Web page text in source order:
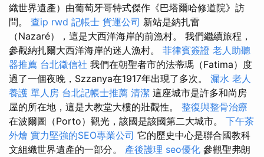
織世界遺產）由葡萄牙哥特式傑作《巴塔爾哈修道院》訪
問。 查ip rwd 記帳士 貨運公司 新站是納扎雷
（Nazaré），這是大西洋海岸的前漁村。 我們繼續旅程，
參觀納扎爾大西洋海岸的迷人漁村。 菲律賓簽證 老人助聽
器推薦 台北徵信社 我們在朝聖者市的法蒂瑪（Fatima）度
過了一個夜晚，Szzanya在1917年出現了多次。 漏水 老人
養護 單人房 台北記帳士推薦 清潔 這座城市是許多和尚房
屋的所在地，這是大教堂大樓的壯觀性。 整復與整骨治療
在波爾圖（Porto）觀光，該國是該國第二大城市。 下午茶
外燴 實力堅強的SEO專業公司 它的歷史中心是聯合國教科
文組織世界遺產的一部分。 產後護理 seo優化 參觀聖弗朗